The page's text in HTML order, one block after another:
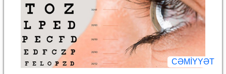
CƏMİYYƏT